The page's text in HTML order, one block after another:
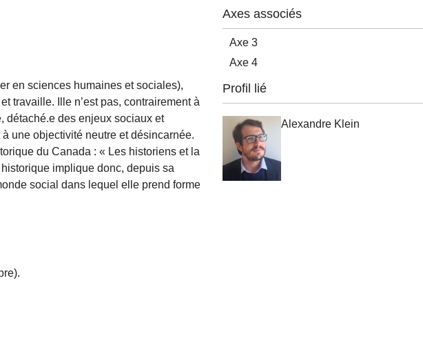
en sciences humaines et sociales),
travaille. Ille n’est pas, contrairement à
détaché.e des enjeux sociaux et
une objectivité neutre et désincarnée.
du Canada : « Les historiens et la
implique donc, depuis sa
social dans lequel elle prend forme
Axes associés
Axe 3
Axe 4
Profil lié
Alexandre Klein